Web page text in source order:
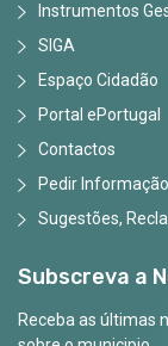
Instrumentos
SIGA
Espaço Cidadão
Portal ePortugal
Contactos
Pedir Informação
Sugestões,
Subscreva a
Receba as últimas